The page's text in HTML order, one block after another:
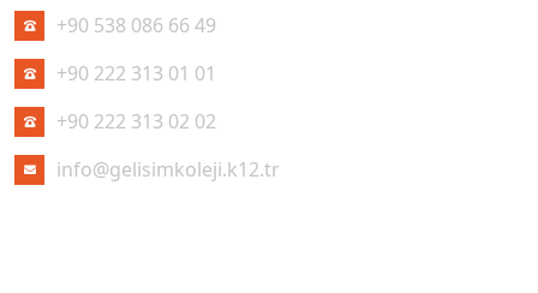
+90 538 086 66 49
+90 222 313 01 01
+90 222 313 02 02
info@gelisimkoleji.k12.tr